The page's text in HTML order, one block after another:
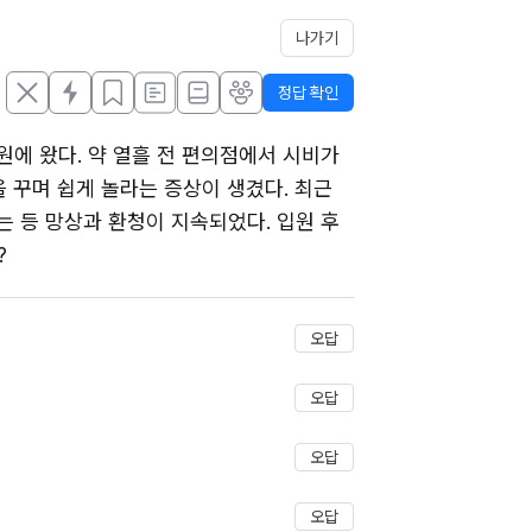
나가기
정답 확인
에 왔다. 약 열흘 전 편의점에서 시비가
며 쉽게 놀라는 증상이 생겼다. 최근
등 망상과 환청이 지속되었다. 입원 후
저장
오답
오답
오답
오답